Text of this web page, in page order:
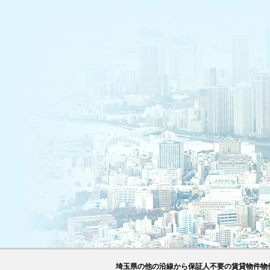
埼玉県の他の沿線から保証人不要の賃貸物件物